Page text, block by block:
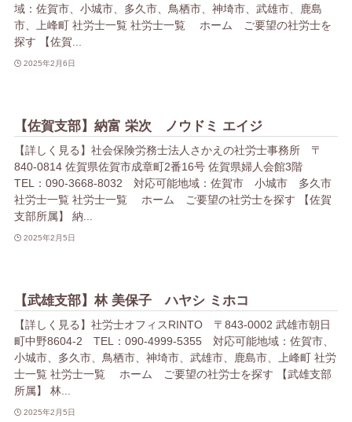
域：佐賀市、小城市、多久市、鳥栖市、神埼市、武雄市、鹿島
市、上峰町 社労士一覧 社労士一覧 ホーム ご要望の社労士を
探す 【佐賀...
2025年2月6日
【佐賀支部】納富 栄次 ノウドミ エイジ
【詳しく見る】社会保険労務士法人さかえの社労士事務所 〒
840-0814 佐賀県佐賀市成章町2番16号 佐賀県婦人会館3階
TEL：090-3668-8032 対応可能地域：佐賀市 小城市 多久市
社労士一覧 社労士一覧 ホーム ご要望の社労士を探す 【佐賀
支部所属】 納...
2025年2月5日
【武雄支部】林 美保子 ハヤシ ミホコ
【詳しく見る】社労士オフィスRINTO 〒843-0002 武雄市朝日
町中野8604-2 TEL：090-4999-5355 対応可能地域：佐賀市、
小城市、多久市、鳥栖市、神埼市、武雄市、鹿島市、上峰町 社労
士一覧 社労士一覧 ホーム ご要望の社労士を探す 【武雄支部
所属】 林...
2025年2月5日